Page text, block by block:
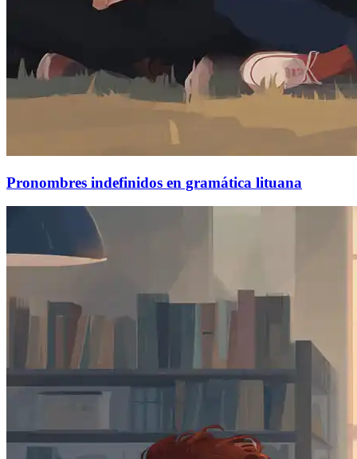
Pronombres indefinidos en gramática lituana